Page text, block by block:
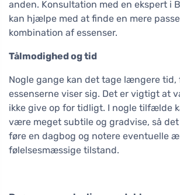
anden. Konsultation med en ekspert i
kan hjælpe med at finde en mere
kombination af essenser.
Tålmodighed og tid
Nogle gange kan det tage længere
essenserne viser sig. Det er vigtigt at
ikke give op for tidligt. I nogle tilfælde
være meget subtile og gradvise, så
føre en dagbog og notere eventuelle
følelsesmæssige tilstand.